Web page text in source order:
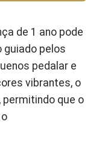
de 1 ano pode
pelos
pedalar e
vibrantes, o
permitindo que o